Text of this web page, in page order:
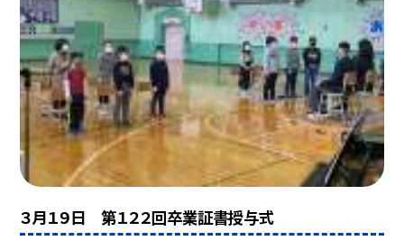
３月１９日 第１２２回卒業証書授与式